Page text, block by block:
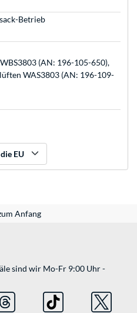
Betrieb
(AN: 196-105-650),
WAS3803 (AN: 196-109-
EU
Anfang
sind wir Mo-Fr 9:00 Uhr -